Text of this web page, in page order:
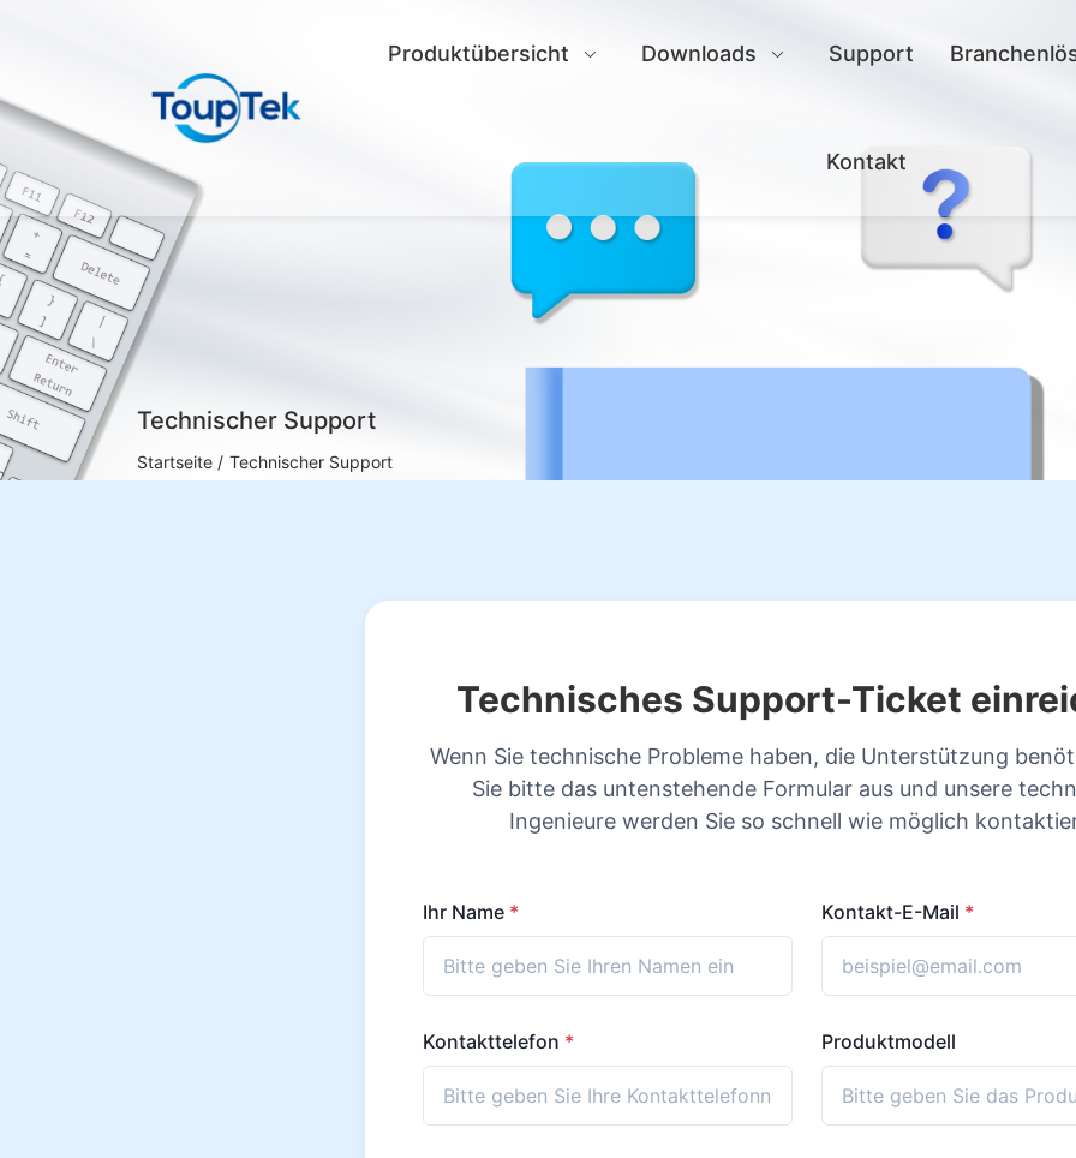
Produktübersicht Downloads Support
Kontakt
Technischer Support
Startseite / Technischer Support
Technisches Support-Ticket
Wenn Sie technische Probleme haben, die Unterstützung
Sie bitte das untenstehende Formular aus und unsere
Ingenieure werden Sie so schnell wie möglich
Ihr Name * Kontakt-E-Mail *
Kontakttelefon * Produktmodell